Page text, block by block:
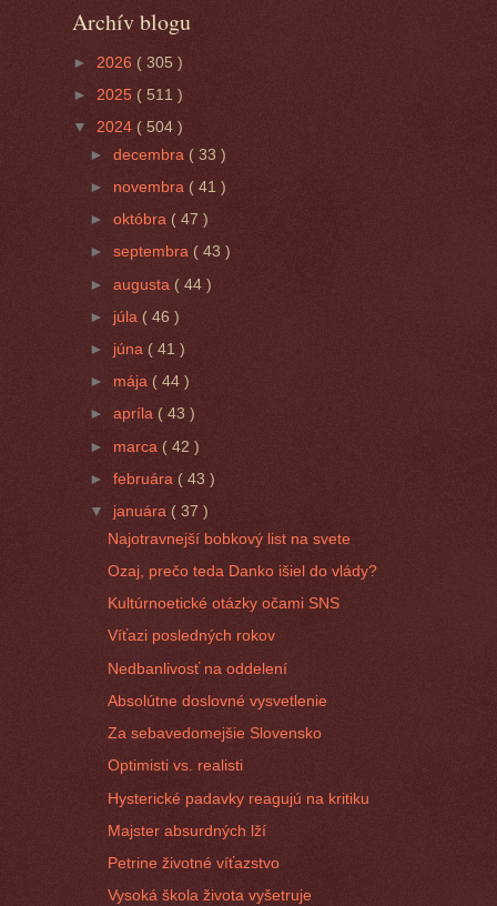
Archív blogu
► 2026 ( 305 )
► 2025 ( 511 )
▼ 2024 ( 504 )
►decembra ( 33 )
► novembra ( 41 )
►októbra ( 47 )
►septembra ( 43 )
►augusta ( 44 )
► júla ( 46 )
► júna ( 41 )
► mája ( 44 )
►apríla( 43 )
► marca ( 42 )
►februára ( 43 )
▼ januára ( 37 )
Najotravnejší bobkový list na svete
Ozaj, prečo teda Danko išiel do vlády?
Kultúrnoetické otázky očami SNS
Víťazi posledných rokov
Nedbanlivosť na oddelení
Absolútne doslovné vysvetlenie
Za sebavedomejšie Slovensko
Optimisti vs. realisti
Hysterické padavky reagujú na kritiku
Majster absurdných lží
Petrine životné víťazstvo
Vysoká škola života vyšetruje